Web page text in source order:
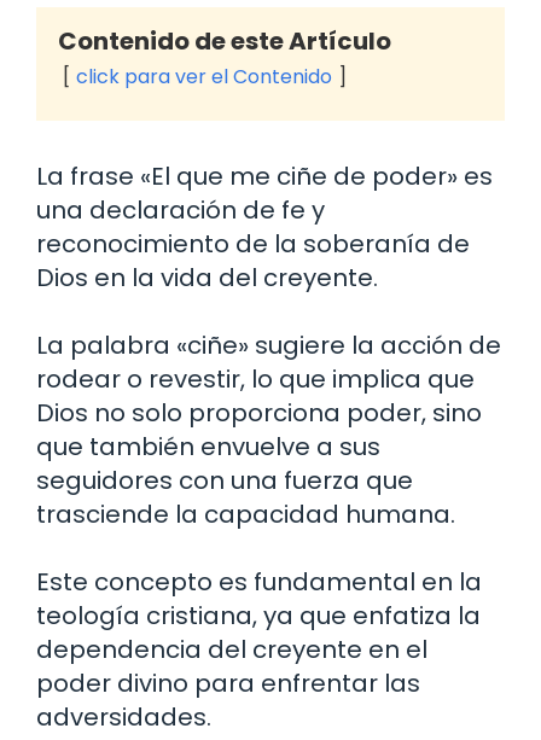
Contenido de este Artículo
click para ver el Contenido
La frase «El que me ciñe de poder» es
una declaración de fe y
reconocimiento de la soberanía de
Dios en la vida del creyente.
La palabra «ciñe» sugiere la acción de
rodear o revestir, lo que implica que
Dios no solo proporciona poder, sino
que también envuelve a sus
seguidores con una fuerza que
trasciende la capacidad humana.
Este concepto es fundamental en la
teología cristiana, ya que enfatiza la
dependencia del creyente en el
poder divino para enfrentar las
adversidades.